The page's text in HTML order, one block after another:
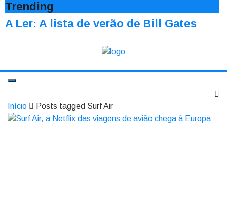
Trending
A Ler: A lista de verão de Bill Gates
Início Posts tagged Surf Air